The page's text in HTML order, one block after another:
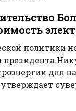
политики
президента
для